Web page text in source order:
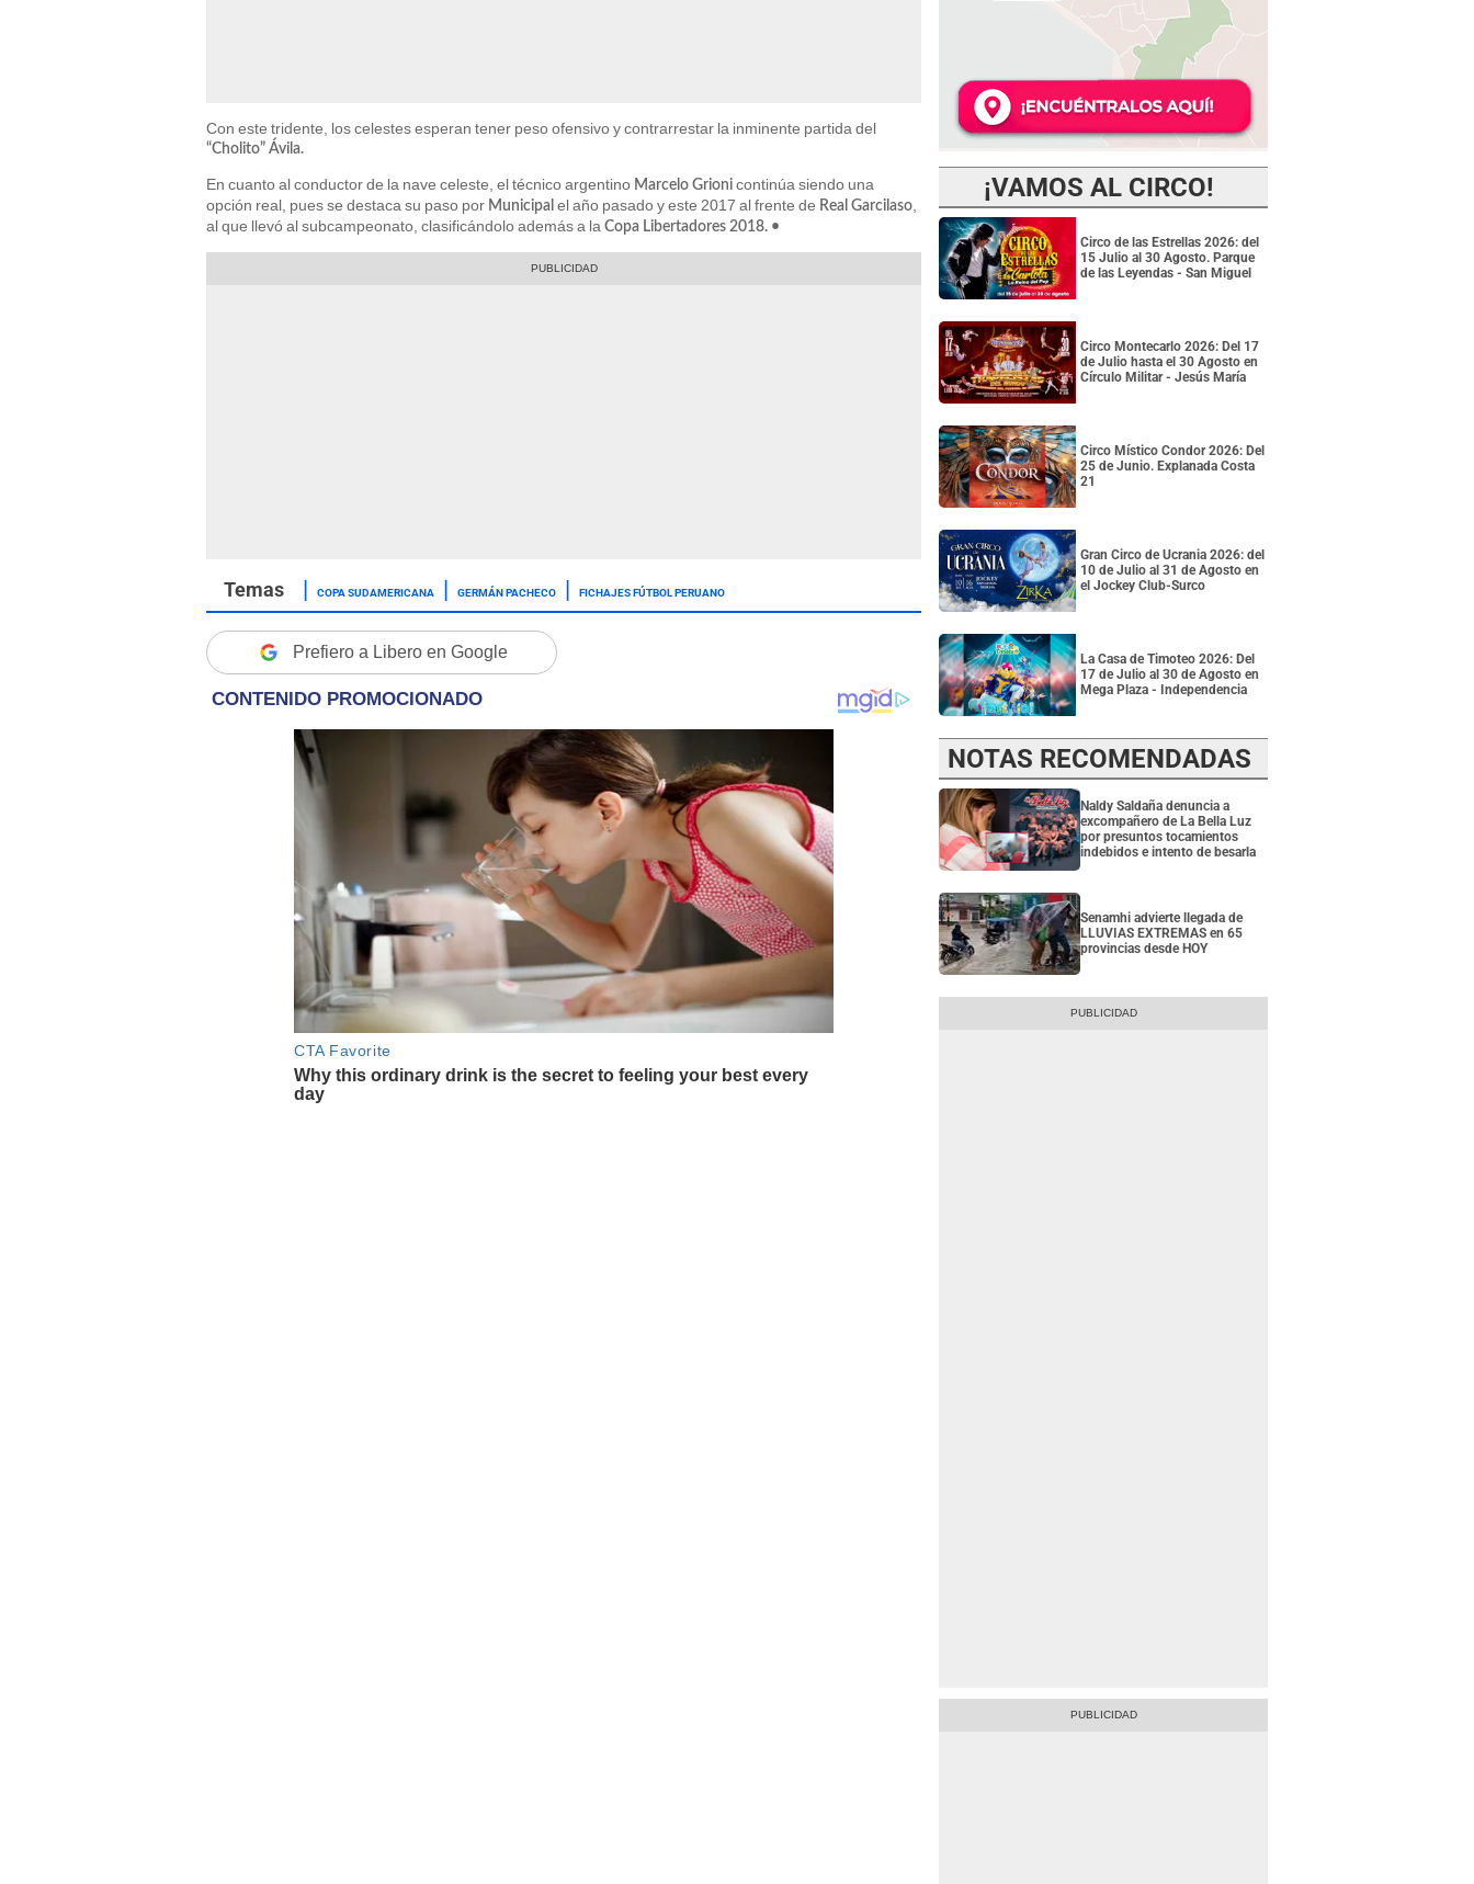
Con este tridente, los celestes esperan tener peso ofensivo y contrarrestar la inminente partida del
“Cholito” Ávila.
En cuanto al conductor de la nave celeste, el técnico argentino Marcelo Grioni continúa siendo una
opción real, pues se destaca su paso por Municipal el año pasado y este 2017 al frente de Real Garcilaso
al que llevó al subcampeonato, clasificándolo además a la Copa Libertadores 2018. •
COPA SUDAMERICANA GERMÁN PACHECO FICHAJES FÚTBOL PERUANO
Prefiero a Libero en Google
¡VAMOS AL CIRCO!
Circo de las Estrellas 2026: del
15 Julio al 30 Agosto. Parque
de las Leyendas - San Miguel
Circo Montecarlo 2026: Del 17
de Julio hasta el 30 Agosto en
Círculo Militar - Jesús María
Circo Místico Condor 2026: Del
25 de Junio. Explanada Costa
21
Gran Circo de Ucrania 2026: del
10 de Julio al 31 de Agosto en
el Jockey Club-Surco
La Casa de Timoteo 2026: Del
17 de Julio al 30 de Agosto en
Mega Plaza - Independencia
NOTAS RECOMENDADAS
Naldy Saldaña denuncia a
excompañero de La Bella Luz
por presuntos tocamientos
indebidos e intento de besarla
Senamhi advierte llegada de
LLUVIAS EXTREMAS en 65
provincias desde HOY